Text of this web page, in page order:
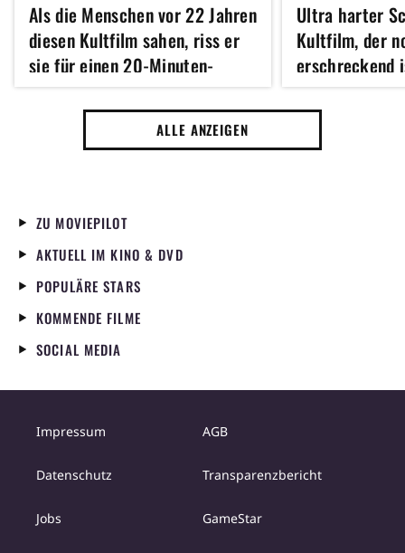
Als die Menschen vor 22 Jahren
diesen Kultfilm sahen, riss er
sie für einen 20-Minuten-
Applaus von den Sitzen und
gewann anschließend einen der
wichtigsten Filmpreise
Ultra harter
Kultfilm, der
erschreckend
Jahren,
ALLE ANZEIGEN
ZU MOVIEPILOT
AKTUELL IM KINO & DVD
POPULÄRE STARS
KOMMENDE FILME
SOCIAL MEDIA
Impressum AGB
Datenschutz Transparenzbericht
Jobs GameStar